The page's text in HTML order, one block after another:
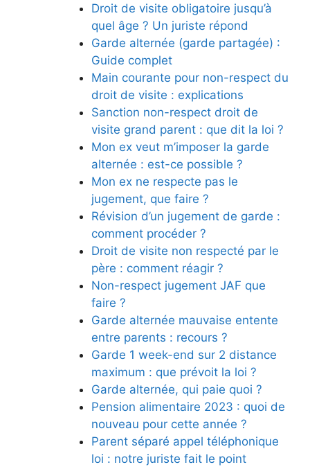
Droit de visite obligatoire jusqu’à
quel âge ? Un juriste répond
Garde alternée (garde partagée) :
Guide complet
Main courante pour non-respect du
droit de visite : explications
Sanction non-respect droit de
visite grand parent : que dit la loi ?
Mon ex veut m’imposer la garde
alternée : est-ce possible ?
Mon ex ne respecte pas le
jugement, que faire ?
Révision d’un jugement de garde :
comment procéder ?
Droit de visite non respecté par le
père : comment réagir ?
Non-respect jugement JAF que
faire ?
Garde alternée mauvaise entente
entre parents : recours ?
Garde 1 week-end sur 2 distance
maximum : que prévoit la loi ?
Garde alternée, qui paie quoi ?
Pension alimentaire 2023 : quoi de
nouveau pour cette année ?
Parent séparé appel téléphonique
loi : notre juriste fait le point